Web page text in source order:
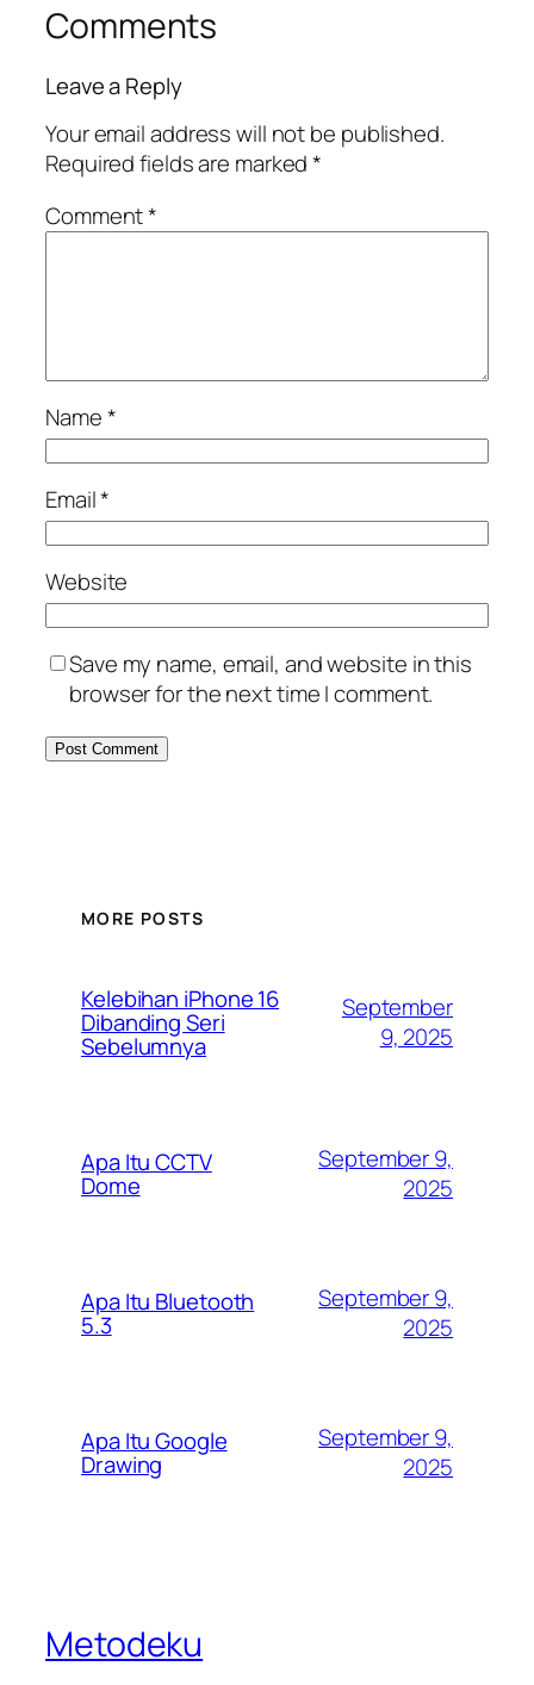
Comments
Leave a Reply
Your email address will not be published.
Required fields are marked*
Comment*
Name*
Email*
Website
Save my name, email, and website in this
browser for the next time I comment.
MORE POSTS
Kelebihan iPhone 16
Dibanding Seri
Sebelumnya
September
9, 2025
Apa Itu CCTV
Dome
September 9,
2025
Apa Itu Bluetooth
5.3
September 9,
2025
Apa Itu Google
Drawing
September 9,
2025
Metodeku